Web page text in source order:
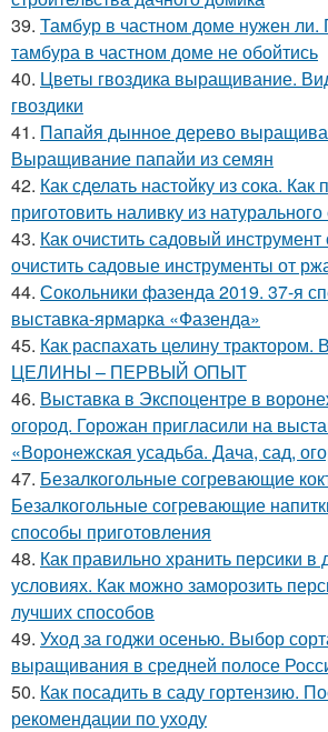
39. Тамбур в частном доме нужен ли.
тамбура в частном доме не обойтись
40. Цветы гвоздика выращивание.
гвоздики
41. Папайя дынное дерево
Выращивание папайи из семян
42. Как сделать настойку из сока. Как
приготовить наливку из
43. Как очистить садовый
очистить садовые инструменты от
44. Сокольники фазенда 2019. 37-я
выставка-ярмарка «Фазенда»
45. Как распахать целину
ЦЕЛИНЫ – ПЕРВЫЙ ОПЫТ
46. Выставка в Экспоцентре в
огород. Горожан пригласили на
«Воронежская усадьба. Дача, сад,
47. Безалкогольные согревающие
Безалкогольные согревающие
способы приготовления
48. Как правильно хранить персики
условиях. Как можно заморозить
лучших способов
49. Уход за годжи осенью. Выбор
выращивания в средней полосе
50. Как посадить в саду гортензию.
рекомендации по уходу